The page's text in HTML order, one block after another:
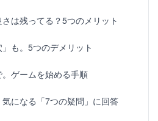
は残ってる？5つのメリット
も。5つのデメリット
ゲームを始める手順
になる「7つの疑問」に回答